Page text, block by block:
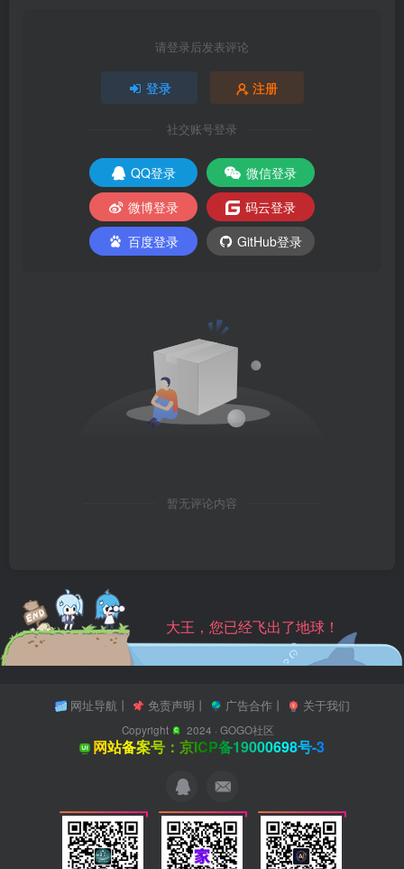
请登录后发表评论
登录 注册
社交账号登录
QQ登录
微信登录
微博登录
码云登录
百度登录
GitHub登录
暂无评论内容
大王，您已经飞出了地球！
网址导航丨 免责声明 丨 广告合作丨 关于我们
Copyright 2024 ·GOGO社区
网站备案号：京ICP备19000698号-3